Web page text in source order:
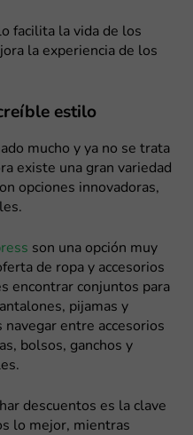
facilita la vida de los
la experiencia de los
estilo
mucho y ya no se trata
existe una gran variedad
opciones innovadoras,
son una opción muy
de ropa y accesorios
encontrar conjuntos para
pijamas y
navegar entre accesorios
bolsos, ganchos y
descuentos es la clave
lo mejor, mientras